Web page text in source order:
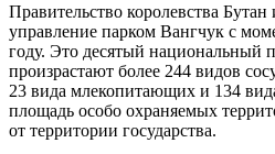
Правительство королевства
управление парком Вангчук с
году. Это десятый национальный
произрастают более 244 видов
23 вида млекопитающих и 134
площадь особо охраняемых
от территории государства.